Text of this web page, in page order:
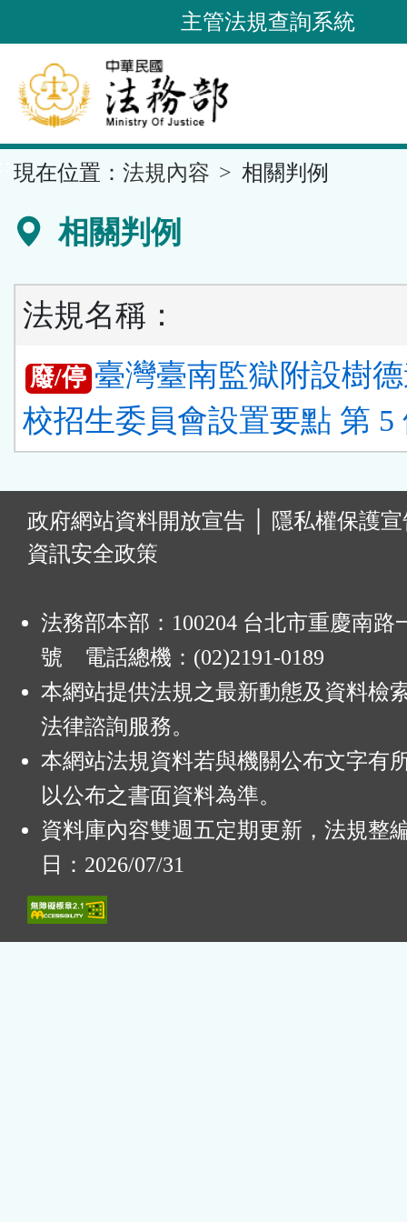
到
要
內
容
區
主管法規查詢系統
現在位置： 法規內容 相關判例
相關判例
法規名稱：
廢/停 臺灣臺南監獄附設樹
校招生委員會設置要點 第 5
政府網站資料開放宣告
隱私權保護
資訊安全政策
法務部本部：100204 台北市重慶南路
號 電話總機：(02)2191-0189
本網站提供法規之最新動態及資料檢
法律諮詢服務。
本網站法規資料若與機關公布文字有
以公布之書面資料為準。
資料庫內容雙週五定期更新，法規整
日：2026/07/31